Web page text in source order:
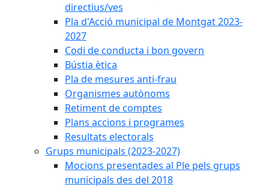
directius/ves
Pla d'Acció municipal de Montgat 2023-
2027
Codi de conducta i bon govern
Bústia ètica
Pla de mesures anti-frau
Organismes autònoms
Retiment de comptes
Plans accions i programes
Resultats electorals
Grups municipals (2023-2027)
Mocions presentades al Ple pels grups
municipals des del 2018